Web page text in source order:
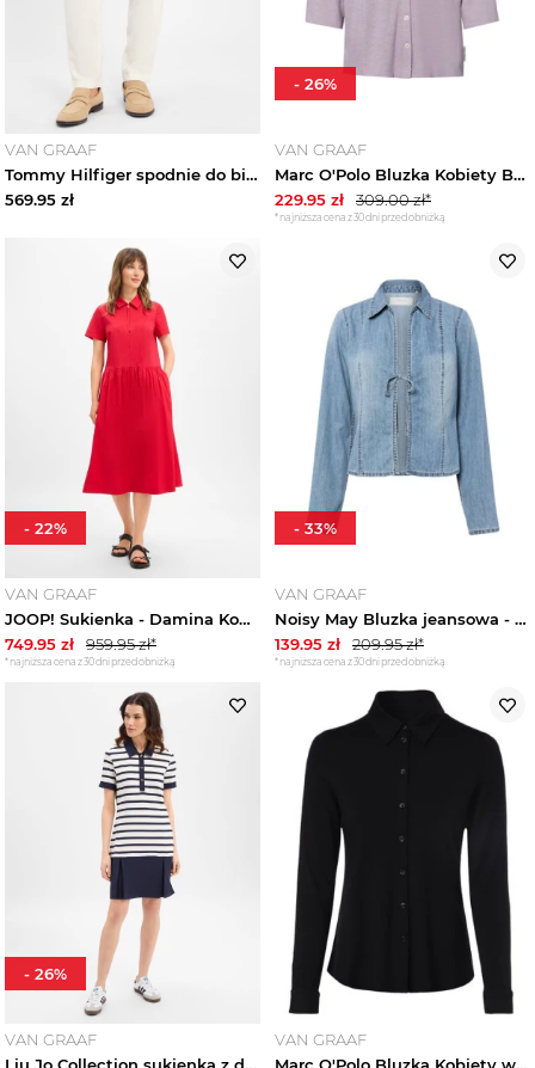
VAN GRAAF
Tommy Hilfiger spodnie do biegania z zawartością lnu - Harlem Mężczyźni len biały
569.95 zł
VAN GRAAF
Marc O'Polo Bluzka Kobiety Bawełna lila
229.95 zł 309.00zł*
*najniższa cena z 30 dni przed obniżką
- 26%
VAN GRAAF
JOOP! Sukienka - Damina Kobiety Bawełna czerwony
749.95 zł 959.95zł*
*najniższa cena z 30 dni przed obniżką
- 22%
VAN GRAAF
Noisy May Bluzka jeansowa - NNMaisy Kobiety Bawełna niebieski
139.95 zł 209.95zł*
*najniższa cena z 30 dni przed obniżką
- 33%
VAN GRAAF
Liu Jo Collection sukienka z dżerseju Kobiety niebieski
- 26%
VAN GRAAF
Marc O'Polo Bluzka Kobiety wiskoza czarny